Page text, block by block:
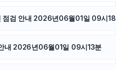
점검 안내 2026년06월01일 09시
내 2026년06월01일 09시13분